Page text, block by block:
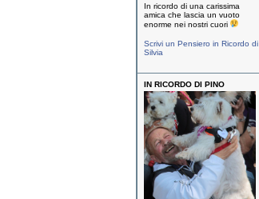
In ricordo di una carissima
amica che lascia un vuoto
enorme nei nostri cuori
Scrivi un Pensiero in Ricordo di
Silvia
IN RICORDO DI PINO